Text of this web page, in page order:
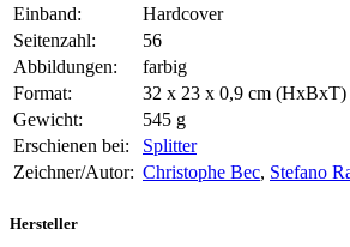
Einband:
Hardcover
Seitenzahl:
56
Abbildungen:
farbig
Format:
32 x 23 x 0,9 cm (HxBxT)
Gewicht:
545 g
Erschienen bei:
Splitter
Zeichner/Autor: Christophe Bec, Stefano
Hersteller